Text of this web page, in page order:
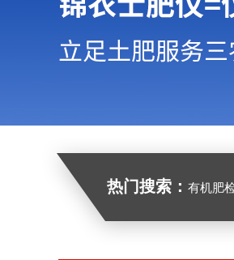
热门搜索： 有机肥检测